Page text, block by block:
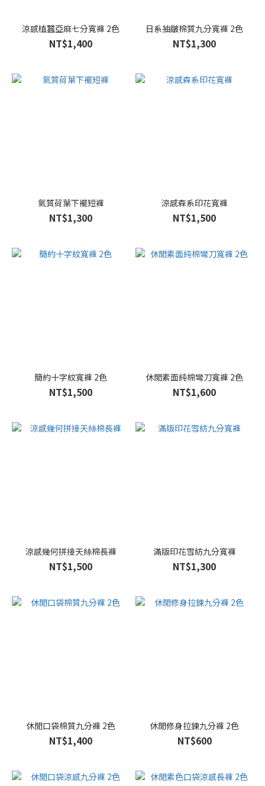
涼感植蠶亞麻七分寬褲 2色
NT$1,400
日系抽皺棉質九分寬褲 2色
NT$1,300
氣質荷葉下襬短褲
NT$1,300
涼感森系印花寬褲
NT$1,500
簡約十字紋寬褲 2色
NT$1,500
休閒素面純棉彎刀寬褲 2色
NT$1,600
涼感幾何拼接天絲棉長褲
NT$1,500
滿版印花雪紡九分寬褲
NT$1,300
休閒口袋棉質九分褲 2色
NT$1,400
休閒修身拉鍊九分褲 2色
NT$600